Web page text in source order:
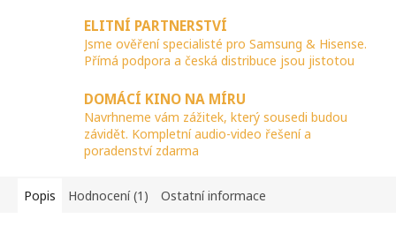
ELITNÍ PARTNERSTVÍ
Jsme ověření specialisté pro Samsung & Hisense.
Přímá podpora a česká distribuce jsou jistotou
DOMÁCÍ KINO NA MÍRU
Navrhneme vám zážitek, který sousedi budou
závidět. Kompletní audio-video řešení a
poradenství zdarma
Popis Hodnocení (1) Ostatní informace